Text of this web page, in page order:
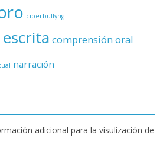
ciberbullyng
comprensión oral
narración
adicional para la visulización de